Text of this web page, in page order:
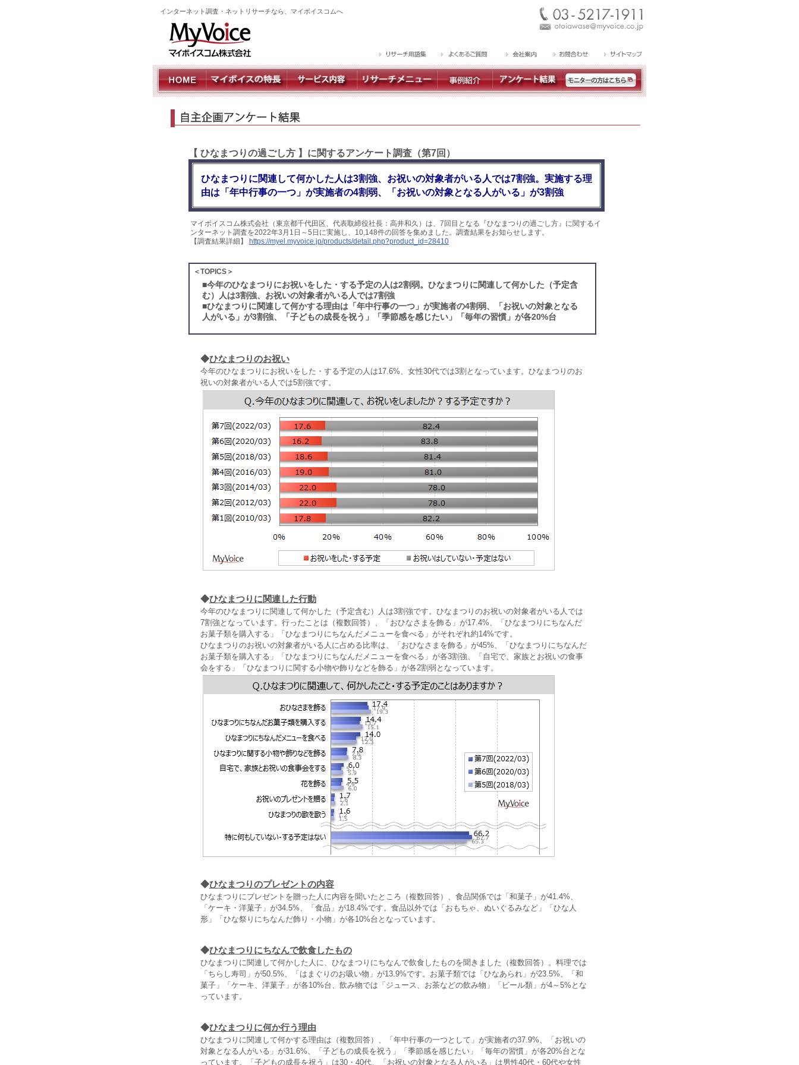
インターネット調査・ネットリサーチなら、マイボイスコムへ
【 ひなまつりの過ごし方 】に関するアンケート調査（第7回）
ひなまつりに関連して何かした人は3割強、お祝いの対象者がいる人では7割強。実施する理
由は「年中行事の一つ」が実施者の4割弱、「お祝いの対象となる人がいる」が3割強
マイボイスコム株式会社（東京都千代田区、代表取締役社長：高井和久）は、7回目となる『ひなまつりの過ごし方』に関するイ
ンターネット調査を2022年3月1日～5日に実施し、10,148件の回答を集めました。調査結果をお知らせします。
【調査結果詳細】
https://myel.myvoice.jp/products/detail.php?product_id=28410
＜TOPICS＞
■今年のひなまつりにお祝いをした・する予定の人は2割弱。ひなまつりに関連して何かした（予定含
む）人は3割強、お祝いの対象者がいる人では7割強
■ひなまつりに関連して何かする理由は「年中行事の一つ」が実施者の4割弱、「お祝いの対象となる
人がいる」が3割強、「子どもの成長を祝う」「季節感を感じたい」「毎年の習慣」が各20%台
◆ひなまつりのお祝い
今年のひなまつりにお祝いをした・する予定の人は17.6%、女性30代では3割となっています。ひなまつりのお
祝いの対象者がいる人では5割強です。
◆ひなまつりに関連した行動
今年のひなまつりに関連して何かした（予定含む）人は3割強です。ひなまつりのお祝いの対象者がいる人では
7割強となっています。行ったことは（複数回答）、「おひなさまを飾る」が17.4%、「ひなまつりにちなんだ
お菓子類を購入する」「ひなまつりにちなんだメニューを食べる」がそれぞれ約14%です。
ひなまつりのお祝いの対象者がいる人に占める比率は、「おひなさまを飾る」が45%、「ひなまつりにちなんだ
お菓子類を購入する」「ひなまつりにちなんだメニューを食べる」が各3割強、「自宅で、家族とお祝いの食事
会をする」「ひなまつりに関する小物や飾りなどを飾る」が各2割弱となっています。
◆ひなまつりのプレゼントの内容
ひなまつりにプレゼントを贈った人に内容を聞いたところ（複数回答）、食品関係では「和菓子」が41.4%、
「ケーキ・洋菓子」が34.5%、「食品」が18.4%です。食品以外では「おもちゃ、ぬいぐるみなど」「ひな人
形」「ひな祭りにちなんだ飾り・小物」が各10%台となっています。
◆ひなまつりにちなんで飲食したもの
ひなまつりに関連して何かした人に、ひなまつりにちなんで飲食したものを聞きました（複数回答）。料理では
「ちらし寿司」が50.5%、「はまぐりのお吸い物」が13.9%です。お菓子類では「ひなあられ」が23.5%、「和
菓子」「ケーキ、洋菓子」が各10%台、飲み物では「ジュース、お茶などの飲み物」「ビール類」が4～5%とな
っています。
◆ひなまつりに何か行う理由
ひなまつりに関連して何かする理由は（複数回答）、「年中行事の一つとして」が実施者の37.9%、「お祝いの
対象となる人がいる」が31.6%、「子どもの成長を祝う」「季節感を感じたい」「毎年の習慣」が各20%台とな
っています。「子どもの成長を祝う」は30・40代、「お祝いの対象となる人がいる」は男性40代・60代や女性